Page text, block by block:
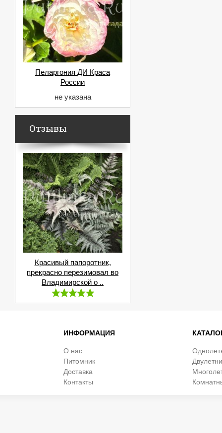
Пеларгония ДИ Краса
России
не указана
Отзывы
Красивый папоротник,
прекрасно перезимовал во
Владимирской о ..
ИНФОРМАЦИЯ
О нас
Питомник
Доставка
Контакты